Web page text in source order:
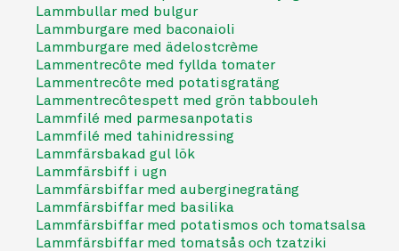
Lammbullar med bulgur
Lammburgare med baconaioli
Lammburgare med ädelostcrème
Lammentrecôte med fyllda tomater
Lammentrecôte med potatisgratäng
Lammentrecôtespett med grön tabbouleh
Lammfilé med parmesanpotatis
Lammfilé med tahinidressing
Lammfärsbakad gul lök
Lammfärsbiff i ugn
Lammfärsbiffar med auberginegratäng
Lammfärsbiffar med basilika
Lammfärsbiffar med potatismos och tomatsalsa
Lammfärsbiffar med tomatsås och tzatziki